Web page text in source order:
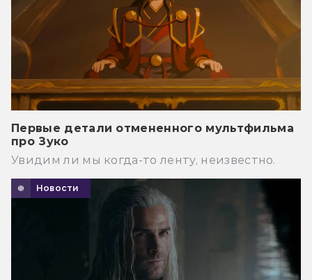
Первые детали отмененного мультфильма
про Зуко
Увидим ли мы когда-то ленту, неизвестно.
Новости